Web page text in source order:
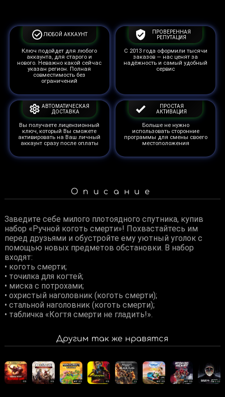
ЛЮБОЙ АККАУНТ
Ключ подойдет для любого
аккаунта, для старого и
нового. Неважно какой сейчас
указан регион. Полная
совместимость без
ограничений
ПРОВЕРЕННАЯ
РЕПУТАЦИЯ
С 2013 года оформили тысячи
заказов — нас ценят за
надёжность и самый удобный
сервис
АВТОМАТИЧЕСКАЯ
ДОСТАВКА
Вы получаете лицензионный
ключ, который Вы сможете
активировать на Ваш личный
аккаунт сразу после оплаты
ПРОСТАЯ
АКТИВАЦИЯ
Больше не нужно
использовать сторонние
программы для смены своего
местоположения
Описание
Заведите себе милого плотоядного спутника, купив
набор «Ручной коготь смерти»! Похвастайтесь им
перед друзьями и обустройте ему уютный уголок с
помощью новых предметов обстановки. В набор
входят:
• коготь смерти;
• точилка для когтей;
• миска с потрохами;
• охристый наголовник (коготь смерти);
• стальной наголовник (коготь смерти);
• табличка «Когтя смерти не гладить!».
Другим так же нравятся